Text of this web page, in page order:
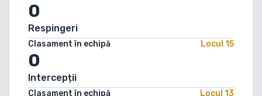
0
Respingeri
Clasament în echipă Locul 15
0
Intercepții
Clasament în echipă Locul 13